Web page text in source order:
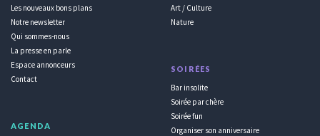
Les nouveaux bons plans
Notre newsletter
Qui sommes-nous
La presse en parle
Espace annonceurs
Contact
AGENDA
Art / Culture
Nature
SOIRÉES
Bar insolite
Soirée par chère
Soirée fun
Organiser son anniversaire